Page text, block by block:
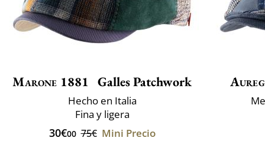
Marone 1881 Galles Patchwork
Hecho en Italia
Fina y ligera
30€00 75€ Mini Precio